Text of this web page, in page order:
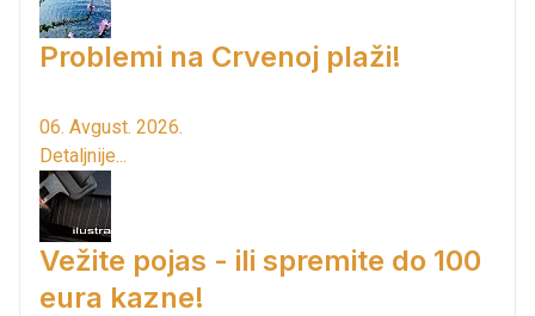
Problemi na Crvenoj plaži!
06. Avgust. 2026.
Detaljnije...
Vežite pojas - ili spremite do 100
eura kazne!